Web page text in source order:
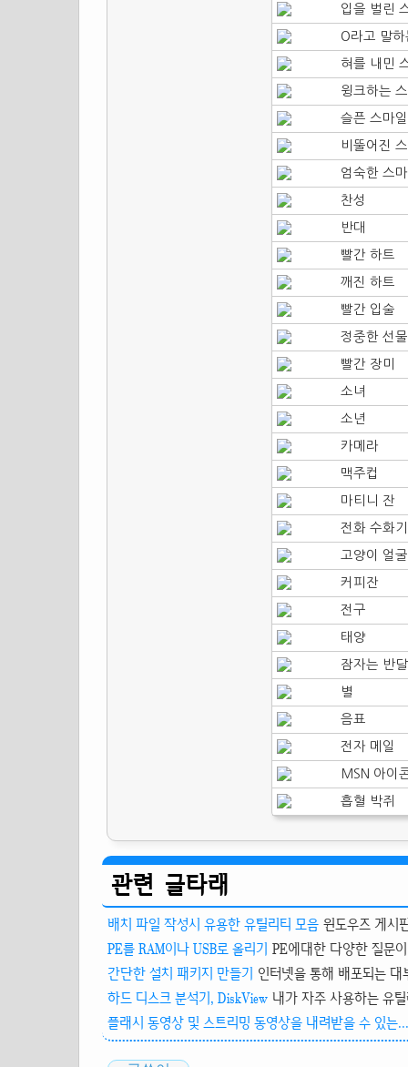
입을 벌린
O라고 말
혀를 내민
윙크하는
슬픈 스마
비뚤어진
엄숙한 스
찬성
반대
빨간 하트
깨진 하트
빨간 입술
정중한 선물
빨간 장미
소녀
소년
카메라
맥주컵
마티니 잔
전화 수화기
고양이 얼굴
커피잔
전구
태양
잠자는 반달
별
음표
전자 메일
MSN 아이
흡혈 박쥐
관련 글타래
배치 파일 작성시 유용한 유틸리티 모음 윈도우즈 게시
PE를 RAM이나 USB로 올리기 PE에대한 다양한 질문
간단한 설치 패키지 만들기 인터넷을 통해 배포되는
하드 디스크 분석기, DiskView 내가 자주 사용하는 유
플래시 동영상 및 스트리밍 동영상을 내려받을 수 있는...